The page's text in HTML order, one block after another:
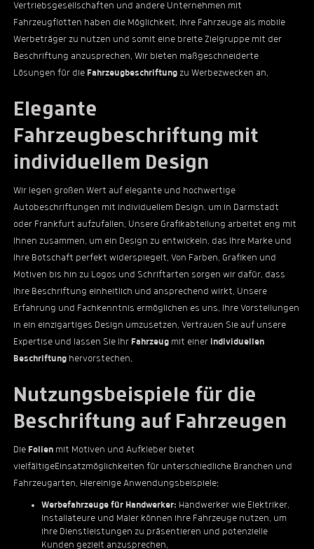
Vertriebsgesellschaften und andere Unternehmen mit
Fahrzeugflotten haben die Möglichkeit, ihre Fahrzeuge als mobile
Werbeträger zu nutzen und somit eine breite Zielgruppe mit der
Beschriftung anzusprechen. Wir bieten maßgeschneiderte
Lösungen für die Fahrzeugbeschriftung zu Werbezwecken an.
Elegante
Fahrzeugbeschriftung mit
individuellem Design
Wir legen großen Wert auf elegante und hochwertige
Autobeschriftungen mit individuellem Design, um in Darmstadt
oder Frankfurt aufzufallen. Unsere Grafikabteilung arbeitet eng mit
Ihnen zusammen, um ein Design zu entwickeln, das Ihre Marke und
Ihre Botschaft perfekt widerspiegelt. Von Farben, Grafiken und
Motiven bis hin zu Logos und Schriftarten sorgen wir dafür, dass
Ihre Beschriftung einheitlich und ansprechend wirkt. Unsere
Erfahrung und Fachkenntnis ermöglichen es uns, Ihre Vorstellungen
in ein einzigartiges Design umzusetzen. Vertrauen Sie auf unsere
Expertise und lassen Sie Ihr Fahrzeug mit einer individuellen
Beschriftung hervorstechen.
Nutzungsbeispiele für die
Beschriftung auf Fahrzeugen
Die Folien mit Motiven und Aufkleber bietet
vielfältigeEinsatzmöglichkeiten für unterschiedliche Branchen und
Fahrzeugarten. Hiereinige Anwendungsbeispiele:
Werbefahrzeuge für Handwerker: Handwerker wie Elektriker,
Installateure und Maler können ihre Fahrzeuge nutzen, um
ihre Dienstleistungen zu präsentieren und potenzielle
Kunden gezielt anzusprechen.